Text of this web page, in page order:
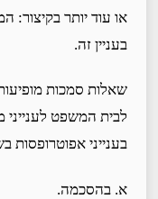
או עוד יותר בקיצור:
בעניין זה.
שאלות סמכות
לבית המשפט לענייני
בענייני אפוטרופסות
א. בהסכמה.